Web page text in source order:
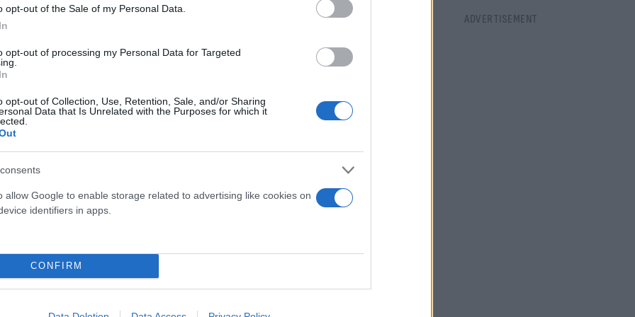
opt-out of the Sale of my Personal Data.
opt-out of processing my Personal Data for Targeted
opt-out of Collection, Use, Retention, Sale, and/or Sharing
Data that Is Unrelated with the Purposes for which it
allow Google to enable storage related to advertising like cookies on
identifiers in apps.
CONFIRM
στο συγκεκριμένο ζευγάρι.
Μήνυση δεν είχε κάνει,
διότι την είχε χτυπήσει στο παρελθόν».
ζευγάρι παρότι ήταν χωρισμένο,
συνεχώς εντάσεις ανάμεσα στον 54χρονο
να κάνει διαφορετικά, έφυγε η μητέρα, με τη σύμφωνη
τα επισκεπτόταν και τους μαγείρευε. Ο πρώην σύζυγος
πολλά χρόνια και πήγε και έκανε την αποτρόπαια
είχε κάποια σχέση με κάποιον άλλον».
μαρτυρίες των παιδιών,
το πληροφορήθηκε εκείνη την ημέρα. Το γνώριζε από πριν.
της».